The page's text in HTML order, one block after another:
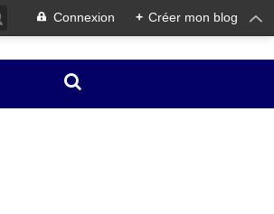
Connexion + Créer mon blog